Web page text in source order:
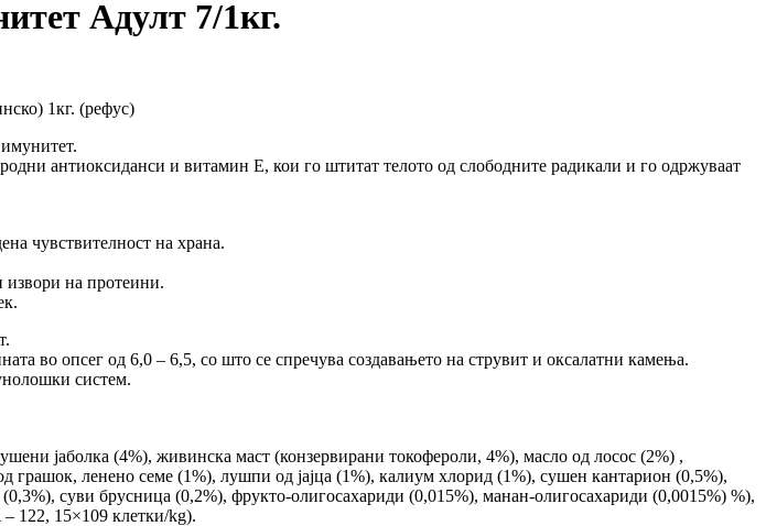
Адулт 7/1кг.
1кг. (рефус)
антиоксиданси и витамин Е, кои го штитат телото од слободните радикали и го одржуваат
чувствителност на храна.
извори на протеини.
од 6,0 – 6,5, со што се спречува создавањето на струвит и оксалатни камења.
систем.
јаболка (4%), живинска маст (конзервирани токофероли, 4%), масло од лосос (2%) ,
ленено семе (1%), лушпи од јајца (1%), калиум хлорид (1%), сушен кантарион (0,5%),
суви брусница (0,2%), фрукто-олигосахариди (0,015%), манан-олигосахариди (0,0015%) %),
122, 15×109 клетки/kg).